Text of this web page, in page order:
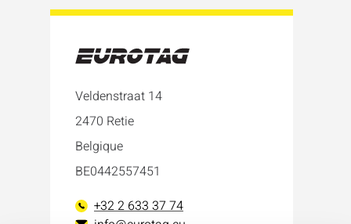
Veldenstraat 14
2470 Retie
Belgique
BE0442557451
+32 2 633 37 74